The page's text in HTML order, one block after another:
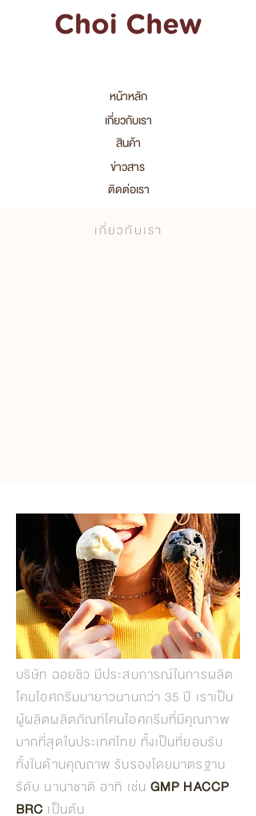
เกี่ยวกับเรา
บริษัท ฉอยชิว มีประสบการณ์ในการผลิต
โคนไอศกรีมมายาวนานกว่า 35 ปี เราเป็น
ผู้ผลิตผลิตภัณท์โคนไอศกรีมที่มีคุณภาพ
มากที่สุดในประเทศไทย ทั้งเป็นที่ยอมรับ
ทั้งในด้านคุณถาพ รับรองโดยมาตรฐาน
รัดับ นานาชาติ อาทิ เช่น GMP HACCP
BRC เป็นต้น
หน้าหลัก
เกี่ยวกับเรา
สินค้า
ข่าวสาร
ติดต่อเรา